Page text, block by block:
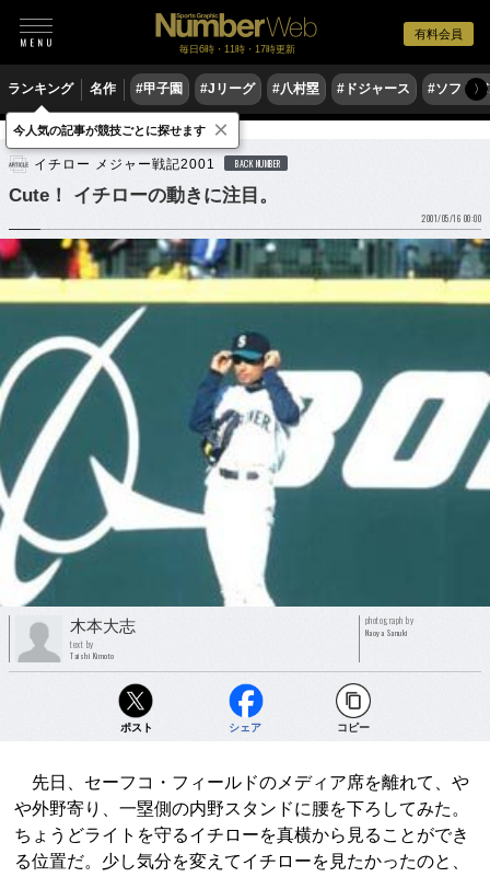
有料会員
毎日6時・11時・17時更新
ランキング 名作 #甲子園 #Jリーグ #八村塁 #ドジャース #ソフト〉
野球 MLB
イチロー メジャー戦記2001 BACK NUMBER
Cute！ イチローの動きに注目。
2001/05/16 00:00
木本大志
text by
Taishi Kimoto
photograph by
Naoya Sanuki
ポスト シェア コピー
先日、セーフコ・フィールドのメディア席を離れて、や
や外野寄り、一塁側の内野スタンドに腰を下ろしてみた。
ちょうどライトを守るイチローを真横から見ることができ
る位置だ。少し気分を変えてイチローを見たかったのと、
今人気の記事が競技ごとに探せます ×